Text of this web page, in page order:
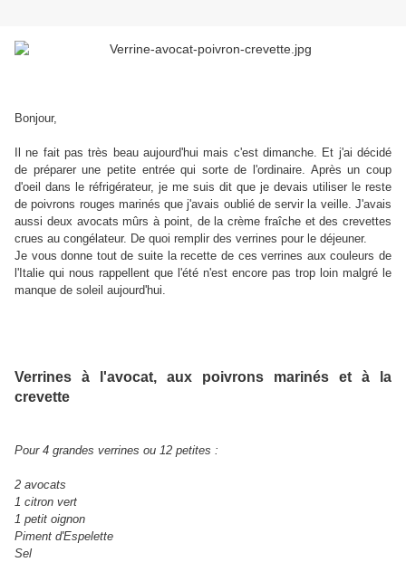
Bonjour,
Il ne fait pas très beau aujourd'hui mais c'est dimanche. Et j'ai décidé
de préparer une petite entrée qui sorte de l'ordinaire. Après un coup
d'oeil dans le réfrigérateur, je me suis dit que je devais utiliser le reste
de poivrons rouges marinés que j'avais oublié de servir la veille. J'avais
aussi deux avocats mûrs à point, de la crème fraîche et des crevettes
crues au congélateur. De quoi remplir des verrines pour le déjeuner.
Je vous donne tout de suite la recette de ces verrines aux couleurs de
l'Italie qui nous rappellent que l'été n'est encore pas trop loin malgré le
manque de soleil aujourd'hui.
Verrines à l'avocat, aux poivrons marinés et à la
crevette
Pour 4 grandes verrines ou 12 petites :
2 avocats
1 citron vert
1 petit oignon
Piment d'Espelette
Sel